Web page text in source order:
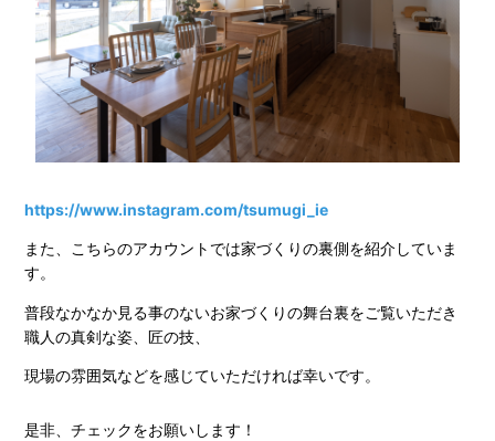
https://www.instagram.com/tsumugi_ie
また、こちらのアカウントでは家づくりの裏側を紹介していま
す。
普段なかなか見る事のないお家づくりの舞台裏をご覧いただき
職人の真剣な姿、匠の技、
現場の雰囲気などを感じていただければ幸いです。
是非、チェックをお願いします！